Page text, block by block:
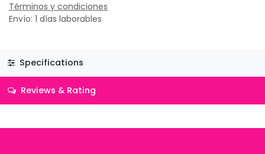
Términos y condiciones
Envío: 1 días laborables
Specifications
Reviews & Rating